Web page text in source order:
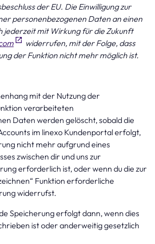
der EU. Die Einwilligung zur
personenbezogenen Daten an einen
jederzeit mit Wirkung für die Zukunft
widerrufen, mit der Folge, dass
der Funktion nicht mehr möglich ist.
mit der Nutzung der
verarbeiteten
Daten werden gelöscht, sobald die
im linexo Kundenportal erfolgt,
nicht mehr aufgrund eines
zwischen dir und uns zur
erforderlich ist, oder wenn du die zur
Funktion erforderliche
widerrufst.
Speicherung erfolgt dann, wenn dies
ist oder anderweitig gesetzlich